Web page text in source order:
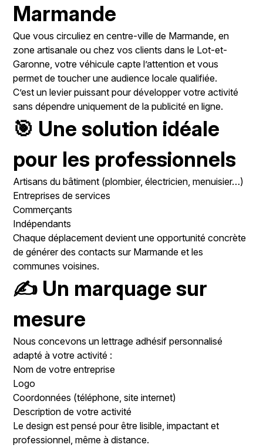
Marmande
Que vous circuliez en centre-ville de Marmande, en
zone artisanale ou chez vos clients dans le Lot-et-
Garonne, votre véhicule capte l’attention et vous
permet de toucher une audience locale qualifiée.
C’est un levier puissant pour développer votre activité
sans dépendre uniquement de la publicité en ligne.
🎯 Une solution idéale
pour les professionnels
Artisans du bâtiment (plombier, électricien, menuisier…)
Entreprises de services
Commerçants
Indépendants
Chaque déplacement devient une opportunité concrète
de générer des contacts sur Marmande et les
communes voisines.
✍️ Un marquage sur
mesure
Nous concevons un lettrage adhésif personnalisé
adapté à votre activité :
Nom de votre entreprise
Logo
Coordonnées (téléphone, site internet)
Description de votre activité
Le design est pensé pour être lisible, impactant et
professionnel, même à distance.